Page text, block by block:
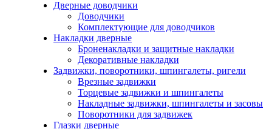
Дверные доводчики
Доводчики
Комплектующие для доводчиков
Накладки дверные
Броненакладки и защитные накладки
Декоративные накладки
Задвижки, поворотники, шпингалеты, ригели
Врезные задвижки
Торцевые задвижки и шпингалеты
Накладные задвижки, шпингалеты и засовы
Поворотники для задвижек
Глазки дверные